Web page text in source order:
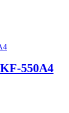
550A4